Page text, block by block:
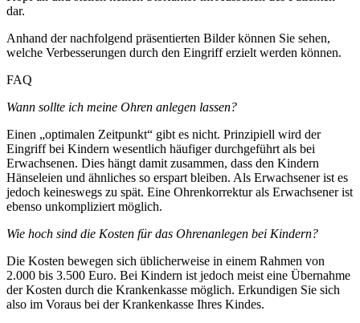
dar.
Anhand der nachfolgend präsentierten Bilder können Sie sehen,
welche Verbesserungen durch den Eingriff erzielt werden können.
FAQ
Wann sollte ich meine Ohren anlegen lassen?
Einen „optimalen Zeitpunkt“ gibt es nicht. Prinzipiell wird der
Eingriff bei Kindern wesentlich häufiger durchgeführt als bei
Erwachsenen. Dies hängt damit zusammen, dass den Kindern
Hänseleien und ähnliches so erspart bleiben. Als Erwachsener ist es
jedoch keineswegs zu spät. Eine Ohrenkorrektur als Erwachsener ist
ebenso unkompliziert möglich.
Wie hoch sind die Kosten für das Ohrenanlegen bei Kindern?
Die Kosten bewegen sich üblicherweise in einem Rahmen von
2.000 bis 3.500 Euro. Bei Kindern ist jedoch meist eine Übernahme
der Kosten durch die Krankenkasse möglich. Erkundigen Sie sich
also im Voraus bei der Krankenkasse Ihres Kindes.